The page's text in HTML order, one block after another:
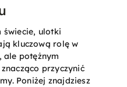
świecie, ulotki
kluczową rolę w
ale potężnym
przyczynić
Poniżej znajdziesz